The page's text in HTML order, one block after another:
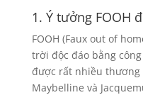
1. Ý tưởng FOOH
FOOH (Faux out of
trời độc đáo bằng
được rất nhiều thương
Maybelline và